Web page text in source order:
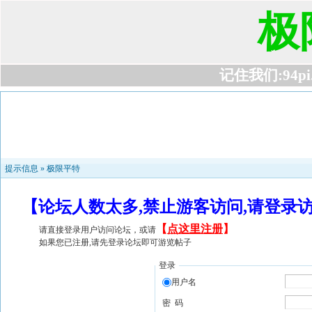
极
记住我们
提示信息 » 极限平特
【论坛人数太多,禁止游客访问,请登
请直接登录用户访问论坛，或请 【 点这里注册】
如果您已注册,请先登录论坛即可游览帖子
登录
用户名
密 码